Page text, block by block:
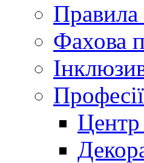
Правила
Фахова
Центр